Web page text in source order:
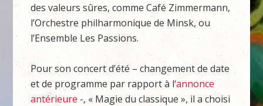
des valeurs sûres, comme Café Zimmermann,
l’Orchestre philharmonique de Minsk, ou
l’Ensemble Les Passions.
Pour son concert d’été – changement de date
et de programme par rapport à l‘annonce
antérieure -, « Magie du classique », il a choisi